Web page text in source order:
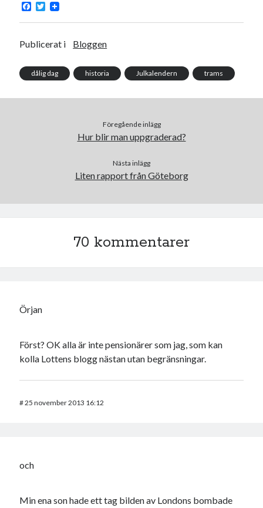
F
c
b
k
T
i
t
Publicerat i Bloggen
dålig dag historia Julkalendern trams
Föregående inlägg
Hur blir man uppgraderad?
Nästa inlägg
Liten rapport från Göteborg
70 kommentarer
Örjan
Först? OK alla är inte pensionärer som jag, som kan
kolla Lottens blogg nästan utan begränsningar.
#25 november 2013 16:12
och
Min ena son hade ett tag bilden av Londons bombade